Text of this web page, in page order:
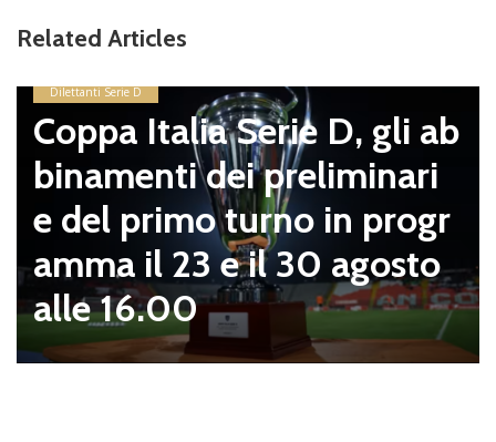
Related Articles
Dilettanti Serie D
Coppa Italia Serie D, gli ab
binamenti dei preliminari
e del primo turno in progr
amma il 23 e il 30 agosto
alle 16.00